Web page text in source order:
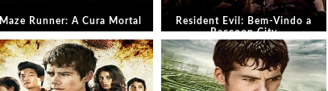
Maze Runner: A Cura Mortal
Resident Evil: Bem-Vindo a
Raccoon City